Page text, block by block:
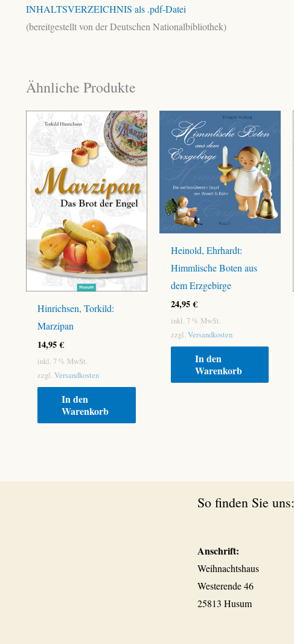
INHALTSVERZEICHNIS als .pdf-Datei
(bereitgestellt von der Deutschen Nationalbibliothek)
Ähnliche Produkte
Hinrichsen, Torkild:
Marzipan
14,95€
inkl. 7 % MwSt.
zzgl.Versandkosten
In den
Warenkorb
Heinold, Ehrhardt:
Himmlische Boten aus
dem Erzgebirge
24,95€
inkl. 7 % MwSt.
zzgl. Versandkosten
In den
Warenkorb
So finden Sie uns:
Anschrift:
Weihnachtshaus
Westerende 46
25813 Husum